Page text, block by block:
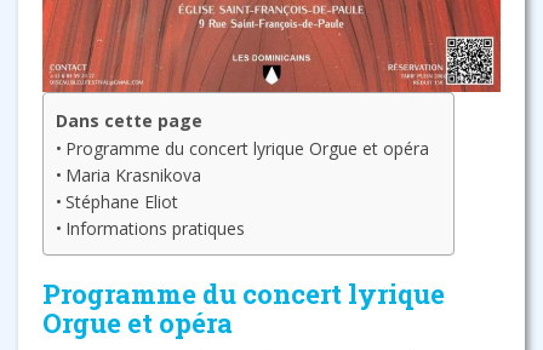
Dans cette page
Programme du concert lyrique Orgue et opéra
Maria Krasnikova
Stéphane Eliot
Informations pratiques
Programme du concert lyrique
Orgue et opéra